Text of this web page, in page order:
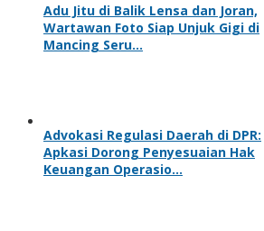
Adu Jitu di Balik Lensa dan Joran,
Wartawan Foto Siap Unjuk Gigi di
Mancing Seru…
Advokasi Regulasi Daerah di DPR:
Apkasi Dorong Penyesuaian Hak
Keuangan Operasio…